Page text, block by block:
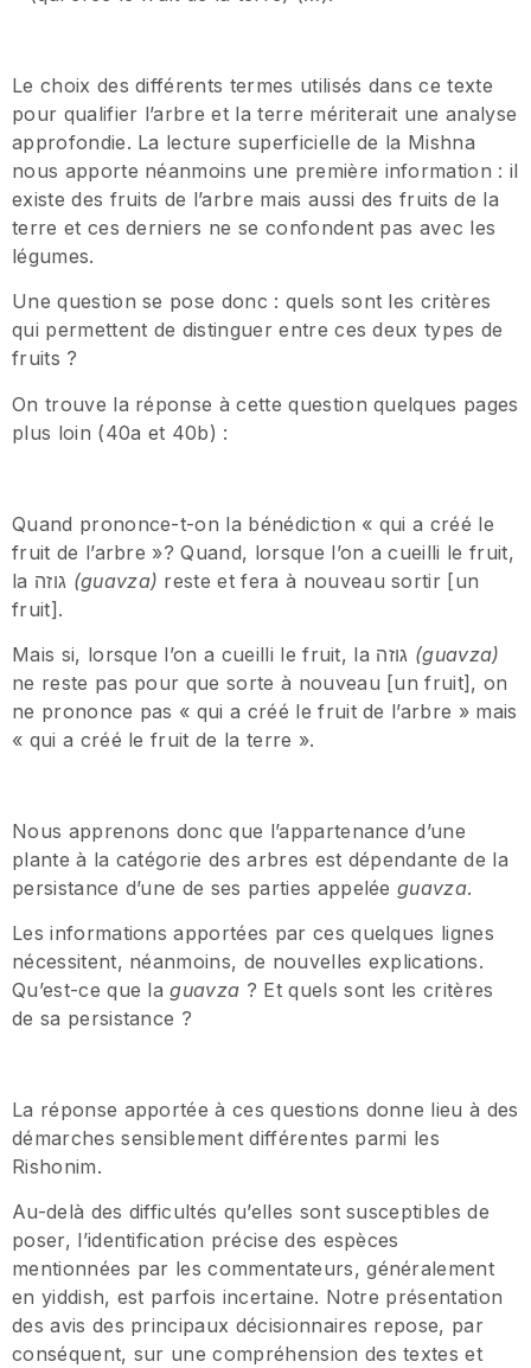
Le choix des différents termes utilisés dans ce texte
pour qualifier l’arbre et la terre mériterait une analyse
approfondie. La lecture superficielle de la Mishna
nous apporte néanmoins une première information : il
existe des fruits de l’arbre mais aussi des fruits de la
terre et ces derniers ne se confondent pas avec les
légumes.
Une question se pose donc : quels sont les critères
qui permettent de distinguer entre ces deux types de
fruits ?
On trouve la réponse à cette question quelques pages
plus loin (40a et 40b) :
Quand prononce-t-on la bénédiction « qui a créé le
fruit de l’arbre »? Quand, lorsque l’on a cueilli le fruit,
(guavza) reste et fera à nouveau sortir [un
fruit].
(guavza)
ne reste pas pour que sorte à nouveau [un fruit], on
ne prononce pas « qui a créé le fruit de l’arbre » mais
« qui a créé le fruit de la terre ».
Nous apprenons donc que l’appartenance d’une
plante à la catégorie des arbres est dépendante de la
persistance d’une de ses parties appeléeguavza.
Les informations apportées par ces quelques lignes
nécessitent, néanmoins, de nouvelles explications.
Qu’est-ce que laguavza ? Et quels sont les critères
de sa persistance ?
La réponse apportée à ces questions donne lieu à des
démarches sensiblement différentes parmi les
Rishonim.
Au-delà des difficultés qu’elles sont susceptibles de
poser, l’identification précise des espèces
mentionnées par les commentateurs, généralement
en yiddish, est parfois incertaine. Notre présentation
des avis des principaux décisionnaires repose, par
conséquent, sur une compréhension des textes et